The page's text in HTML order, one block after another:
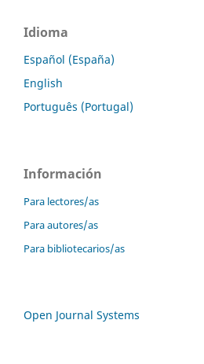
Idioma
Español (España)
English
Português (Portugal)
Información
Para lectores/as
Para autores/as
Para bibliotecarios/as
Open Journal Systems